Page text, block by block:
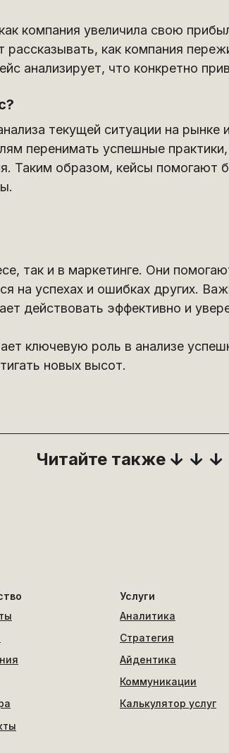
компания увеличила свою
как компания
анализирует, что конкретно
текущей ситуации на рынке
перенимать успешные
Таким образом, кейсы помогают
так и в маркетинге. Они
на успехах и ошибках других.
действовать эффективно и
ключевую роль в анализе
новых высот.
Читайте также
Услуги
Аналитика
Стратегия
Айдентика
Коммуникации
Калькулятор услуг